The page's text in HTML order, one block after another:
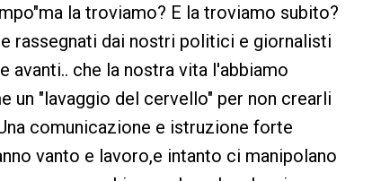
la troviamo? E la troviamo subito?
rassegnati dai nostri politici e giornalisti
avanti.. che la nostra vita l'abbiamo
un "lavaggio del cervello" per non crearli
comunicazione e istruzione forte
vanto e lavoro,e intanto ci manipolano